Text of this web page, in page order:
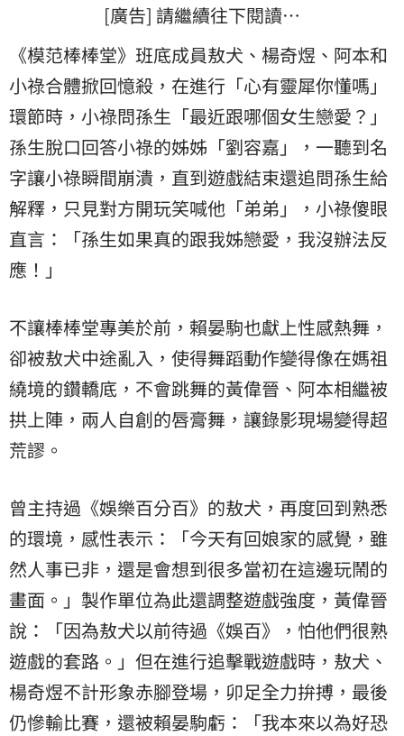
[廣告] 請繼續往下閱讀…
《模范棒棒堂》班底成員敖犬、楊奇煜、阿本和
小祿合體掀回憶殺，在進行「心有靈犀你懂嗎」
環節時，小祿問孫生「最近跟哪個女生戀愛？」
孫生脫口回答小祿的姊姊「劉容嘉」，一聽到名
字讓小祿瞬間崩潰，直到遊戲結束還追問孫生給
解釋，只見對方開玩笑喊他「弟弟」，小祿傻眼
直言：「孫生如果真的跟我姊戀愛，我沒辦法反
應！」
不讓棒棒堂專美於前，賴晏駒也獻上性感熱舞，
卻被敖犬中途亂入，使得舞蹈動作變得像在媽祖
繞境的鑽轎底，不會跳舞的黃偉晉、阿本相繼被
拱上陣，兩人自創的唇膏舞，讓錄影現場變得超
荒謬。
曾主持過《娛樂百分百》的敖犬，再度回到熟悉
的環境，感性表示：「今天有回娘家的感覺，雖
然人事已非，還是會想到很多當初在這邊玩鬧的
畫面。」製作單位為此還調整遊戲強度，黃偉晉
說：「因為敖犬以前待過《娛百》，怕他們很熟
遊戲的套路。」但在進行追擊戰遊戲時，敖犬、
楊奇煜不計形象赤腳登場，卯足全力拚搏，最後
仍慘輸比賽，還被賴晏駒虧：「我本來以為好恐